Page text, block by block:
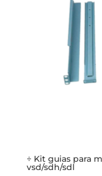
÷ Kit guias para
vsd/sdh/sdl